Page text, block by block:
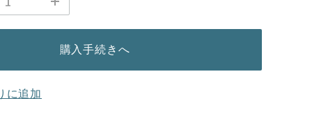
購入手続きへ
に追加